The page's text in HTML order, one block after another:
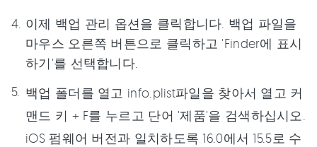
이제 백업 관리 옵션을 클릭합니다. 백업 파일을
마우스 오른쪽 버튼으로 클릭하고 'Finder에 표시
하기'를 선택합니다.
백업 폴더를 열고 info.plist파일을 찾아서 열고 커
맨드 키 + F를 누르고 단어 '제품'을 검색하십시오.
iOS 펌웨어 버전과 일치하도록 16.0에서 15.5로 수